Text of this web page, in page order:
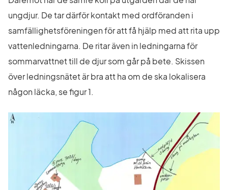
ungdjur. De tar därför kontakt med ordföranden i
samfällighetsföreningen för att få hjälp med att rita upp
vattenledningarna. De ritar även in ledningarna för
sommarvattnet till de djur som går på bete. Skissen
över ledningsnätet är bra att ha om de ska lokalisera
någon läcka, se figur 1.